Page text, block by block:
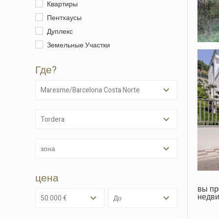
Квартиры
Пентхаусы
Дуплекс
Земельные Участки
Где?
Maresme/Barcelona Costa Norte
Tordera
зона
цена
50.000 € до
вы
Этот
целью
их
диск,
Они
нам